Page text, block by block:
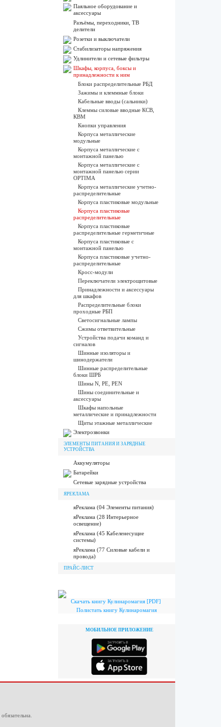
Паяльное оборудование и
аксессуары
Разъёмы, переходники, ТВ
делители
Розетки и выключатели
Стабилизаторы напряжения
Удлинители и сетевые фильтры
Шкафы, корпуса, боксы и
принадлежности к ним
Блоки распределительные РБД
Зажимы и клеммные блоки
Кабельные вводы (сальники)
Клеммы силовые вводные КСВ,
КВМ
Кнопки управления
Корпуса металлические
модульные
Корпуса металлические с
монтажной панелью
Корпуса металлические с
монтажной панелью серии
OPTIMA
Корпуса металлические учетно-
распределительные
Корпуса пластиковые модульные
Корпуса пластиковые
распределительные
Корпуса пластиковые
распределительные герметичные
Корпуса пластиковые с
монтажной панелью
Корпуса пластиковые учетно-
распределительные
Кросс-модули
Переключатели электрощитовые
Принадлежности и аксессуары
для шкафов
Распределительные блоки
проходные РБП
Светосигнальные лампы
Сжимы ответвительные
Устройства подачи команд и
сигналов
Шинные изоляторы и
шинодержатели
Шинные распределительные
блоки ШРБ
Шины N, PE, PEN
Шины соединительные и
аксессуары
Шкафы напольные
металлические и принадлежности
Щиты этажные металлические
Электрозвонки
ЭЛЕМЕНТЫ ПИТАНИЯ И ЗАРЯДНЫЕ
УСТРОЙСТВА
Аккумуляторы
Батарейки
Сетевые зарядные устройства
ЯРЕКЛАМА
яРеклама (04 Элементы питания)
яРеклама (28 Интерьерное
освещение)
яРеклама (45 Кабеленесущие
системы)
яРеклама (77 Силовые кабели и
провода)
ПРАЙС-ЛИСТ
Скачать книгу Кулинаромагия [PDF]
Полистать книгу Кулинаромагия
МОБИЛЬНОЕ ПРИЛОЖЕНИЕ
обязательна.